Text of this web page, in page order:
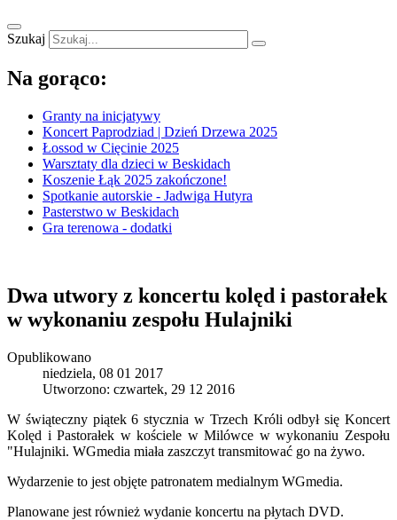
Szukaj
Na gorąco:
Granty na inicjatywy
Koncert Paprodziad | Dzień Drzewa 2025
Łossod w Cięcinie 2025
Warsztaty dla dzieci w Beskidach
Koszenie Łąk 2025 zakończone!
Spotkanie autorskie - Jadwiga Hutyra
Pasterstwo w Beskidach
Gra terenowa - dodatki
Dwa utwory z koncertu kolęd i pastorałek
w wykonaniu zespołu Hulajniki
Opublikowano
niedziela, 08 01 2017
Utworzono: czwartek, 29 12 2016
W świąteczny piątek 6 stycznia w Trzech Króli odbył się Koncert
Kolęd i Pastorałek w kościele w Milówce w wykonaniu Zespołu
"Hulajniki. WGmedia miała zaszczyt transmitować go na żywo.
Wydarzenie to jest objęte patronatem medialnym WGmedia.
Planowane jest również wydanie koncertu na płytach DVD.